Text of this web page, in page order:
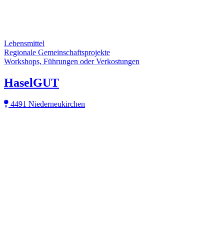
Lebensmittel
Regionale Gemeinschaftsprojekte
Workshops, Führungen oder Verkostungen
HaselGUT
4491 Niederneukirchen